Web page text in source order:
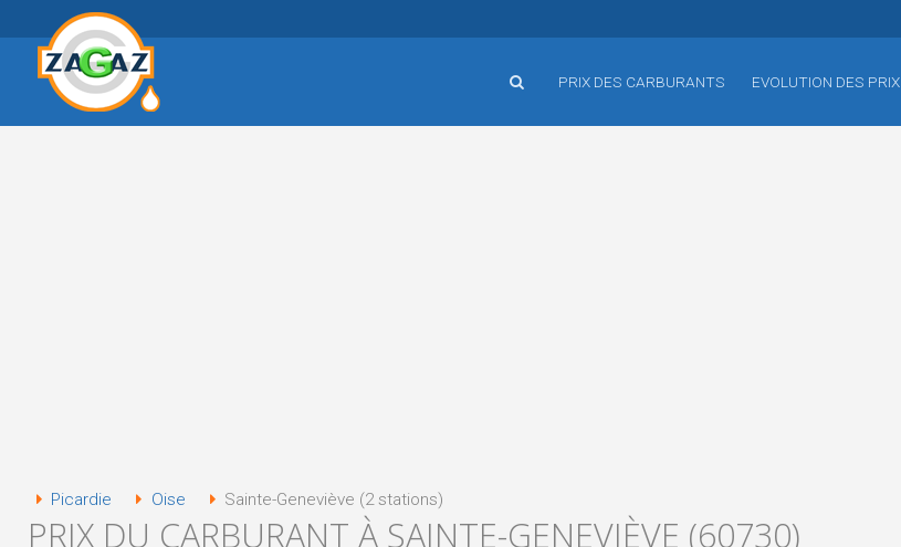
PRIX DES CARBURANTS EVOLUTION DES PRIX
Picardie Oise Sainte-Geneviève (2 stations)
PRIX DU CARBURANT À SAINTE-GENEVIÈVE (60730)